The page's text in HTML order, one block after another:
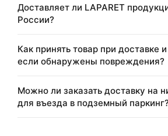
Доставляет ли LAPARET
России?
Как принять товар при доставке
если обнаружены повреждения?
Можно ли заказать доставку на
для въезда в подземный паркинг?